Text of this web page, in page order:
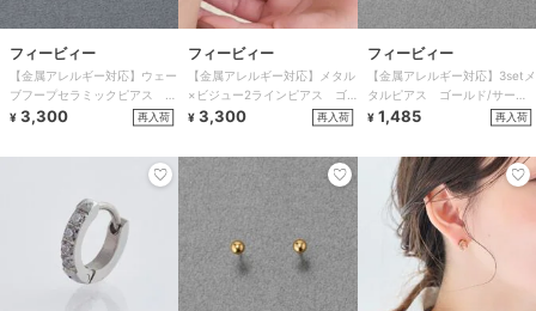
フィービィー
【金属アレルギー対応】ウェー
ブフープセラミックピアス シ
ャンパンゴールド
¥ 3,300 再入荷
フィービィー
【金属アレルギー対応】メタル
×ビジュー2ラインピアス ゴ
ールド/サージカルステンレス
¥ 3,300 再入荷
フィービィー
【金属アレルギー対応】3setメ
タルピアス ゴールド/サージ
カルステンレス
¥ 1,485 再入荷